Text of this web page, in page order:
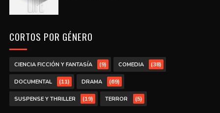
CORTOS POR GÉNERO
CIENCIA FICCIÓN Y FANTASÍA (9) COMEDIA (38)
DOCUMENTAL (11) DRAMA (69)
SUSPENSE Y THRILLER (19) TERROR (5)